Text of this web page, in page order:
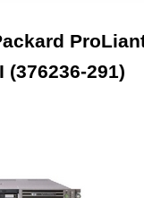
(376236-291)